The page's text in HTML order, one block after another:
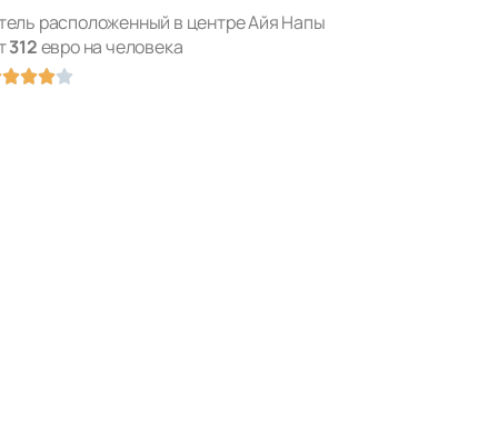
расположенный в центре Айя Напы
312евро на человека
Оценка